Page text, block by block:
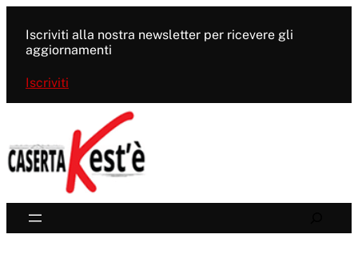
contenuto
Iscriviti alla nostra newsletter per ricevere gli
aggiornamenti
Iscriviti